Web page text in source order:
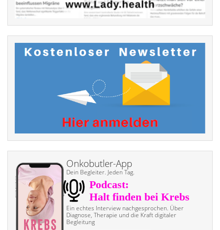
Onkobutler-App
Dein Begleiter. Jeden Tag.
Ein echtes Interview nach­gesprochen. Über
Diagnose, Therapie und die Kraft digitaler
Begleitung